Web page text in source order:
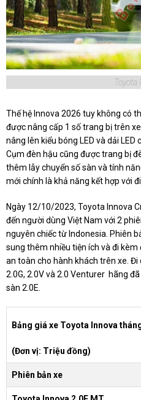
Toyota
Thế hệ Innova 2026 tuy không có
được nâng cấp 1 số trang bị trên
nâng lên kiểu bóng LED và dải
Cụm đèn hậu cũng được trang bị
thêm lẫy chuyển số sàn và tính
mới chính là khả năng kết hợp với
Ngày 12/10/2023, Toyota Innova
đến người dùng Việt Nam với 2
nguyên chiếc từ Indonesia. Phiên
sung thêm nhiều tiện ích và đi
an toàn cho hành khách trên xe.
2.0G, 2.0V và 2.0 Venturer hãng
sàn 2.0E.
Bảng giá xe Toyota Innova
(Đơn vị: Triệu đồng)
Phiên bản xe